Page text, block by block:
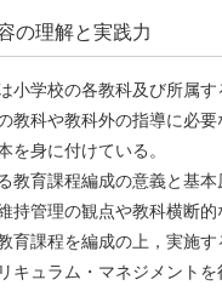
の理解と実践力
⼩学校の各教科及び所属
教科や教科外の指導に必要
⾝に付けている。
教育課程編成の意義と基
持管理の観点や教科横断的
育課程を編成の上，実施す
キュラム・マネジメントを